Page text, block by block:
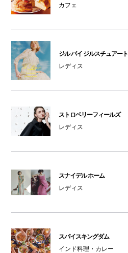
カフェ
ジル バイ ジルスチュアート
レディス
ストロベリーフィールズ
レディス
スナイデル ホーム
レディス
スパイスキングダム
インド料理・カレー